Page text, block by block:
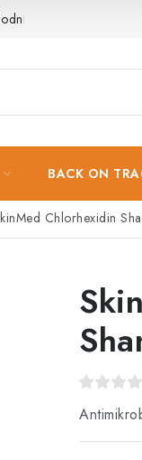
podmínky
BACK ON
Chlorhexidin